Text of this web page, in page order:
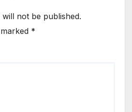
not be published.
*